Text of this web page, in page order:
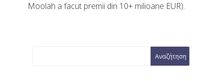
Moolah a facut premii din 10+ milioane EUR).